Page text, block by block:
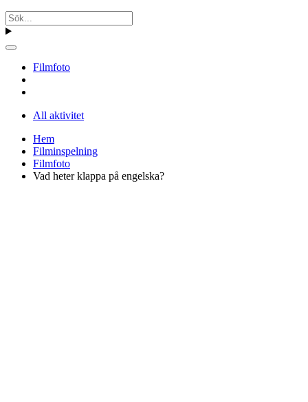
Filmfoto
All aktivitet
Hem
Filminspelning
Filmfoto
Vad heter klappa på engelska?